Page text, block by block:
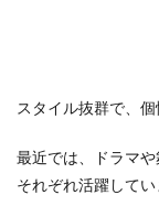
スタイル抜群で、
最近では、ドラマや
それぞれ活躍してい